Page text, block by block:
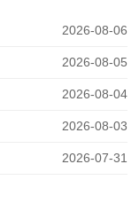
2026-08-06
2026-08-05
2026-08-04
2026-08-03
2026-07-31